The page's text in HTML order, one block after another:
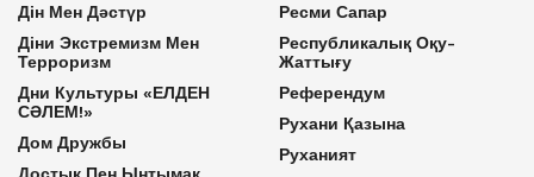
Дін Мен Дәстүр
Діни Экстремизм Мен
Терроризм
Дни Культуры «ЕЛДЕН
СӘЛЕМ!»
Дом Дружбы
Достық Пен Ынтымақ
Ресми Сапар
Республикалық Оқу-
Жаттығу
Референдум
Рухани Қазына
Руханият